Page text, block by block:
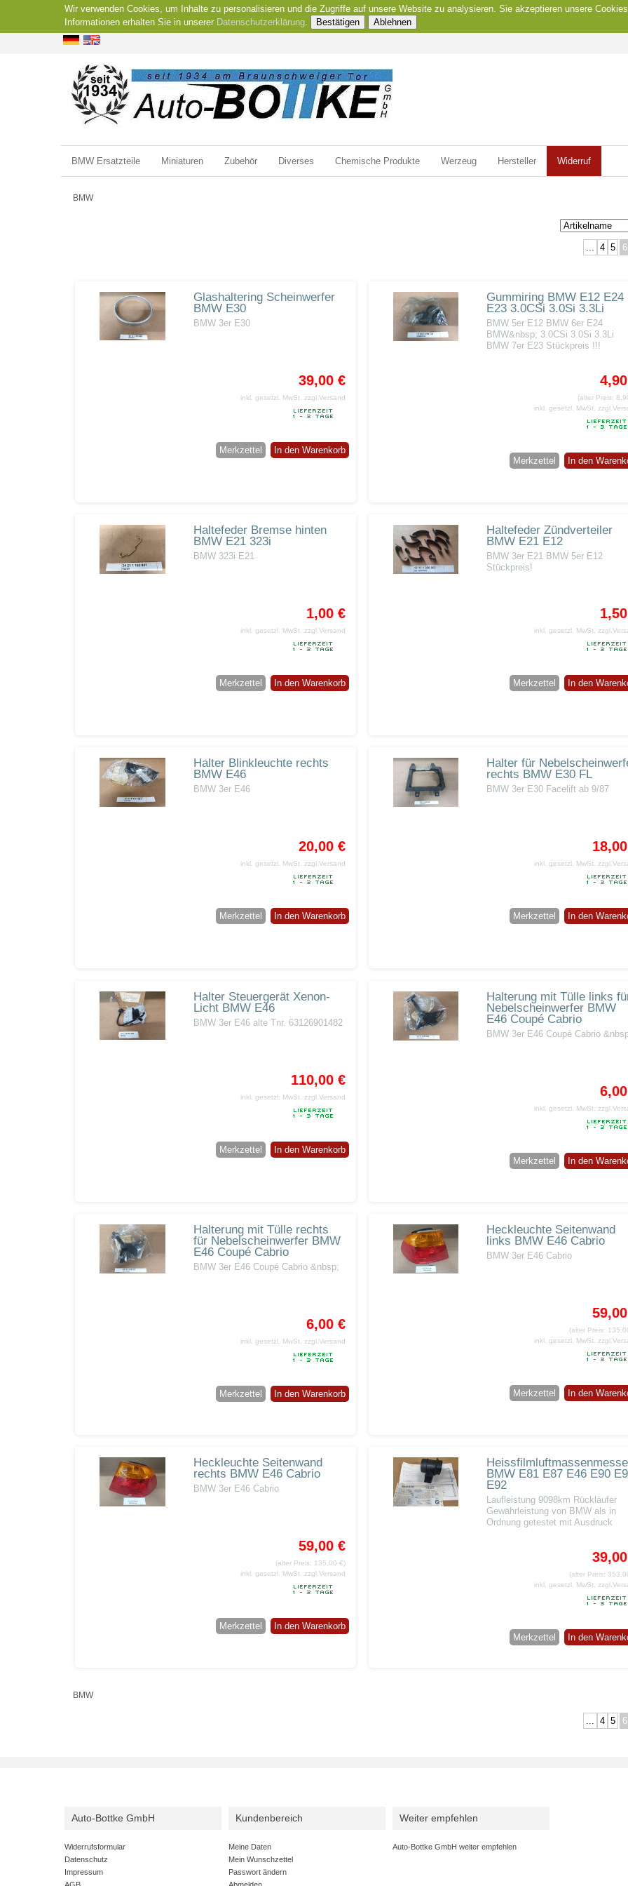
Wir verwenden Cookies, um Inhalte zu personalisieren und die Zugriffe auf unsere Website zu analysieren. Sie akzeptieren unsere
Informationen erhalten Sie in unserer Datenschutzerklärung. Bestätigen Ablehnen
BMW Ersatzteile Miniaturen Zubehör Diverses Chemische Produkte Werzeug Hersteller Widerruf
BMW
... 4 5 6
Glashaltering Scheinwerfer
BMW E30
BMW 3er E30
39,00 €
inkl. gesetzl. MwSt. zzgl.Versand
In den Warenkorb
Merkzettel
Gummiring BMW E12 E24
E23 3.0CSi 3.0Si 3.3Li
BMW 5er E12 BMW 6er E24
BMW&nbsp; 3.0CSi 3.0Si 3.3Li
BMW 7er E23 Stückpreis !!!
(alter Preis:
inkl. gesetzl. MwSt.
In den
Merkzettel
Haltefeder Bremse hinten
BMW E21 323i
BMW 323i E21
1,00 €
inkl. gesetzl. MwSt. zzgl.Versand
In den Warenkorb
Merkzettel
Haltefeder Zündverteiler
BMW E21 E12
BMW 3er E21 BMW 5er E12
Stückpreis!
inkl. gesetzl. MwSt.
In den
Merkzettel
Halter Blinkleuchte rechts
BMW E46
BMW 3er E46
20,00 €
inkl. gesetzl. MwSt.zzgl.Versand
In den Warenkorb
Merkzettel
Halter für
rechts BMW E30 FL
BMW 3er E30 Facelift ab 9/87
inkl. gesetzl. MwSt.
In den
Merkzettel
Halter Steuergerät Xenon-
Licht BMW E46
BMW 3er E46 alte Tnr. 63126901482
110,00 €
inkl. gesetzl. MwSt. zzgl.Versand
In den Warenkorb
Merkzettel
Halterung mit Tülle links
Nebelscheinwerfer BMW
E46 Coupé Cabrio
BMW 3er E46 Coupé Cabrio
inkl. gesetzl. MwSt.
In den
Merkzettel
Halterung mit Tülle rechts
für Nebelscheinwerfer BMW
E46 Coupé Cabrio
BMW 3er E46 Coupé Cabrio &nbsp;
6,00 €
inkl. gesetzl. MwSt. zzgl.Versand
In den Warenkorb
Merkzettel
Heckleuchte Seitenwand
links BMW E46 Cabrio
BMW 3er E46 Cabrio
(alter Preis:
inkl. gesetzl. MwSt.
In den
Merkzettel
Heckleuchte Seitenwand
rechts BMW E46 Cabrio
BMW 3er E46 Cabrio
59,00 €
(alter Preis: 135,00 €)
inkl. gesetzl. MwSt.zzgl.Versand
In den Warenkorb
Merkzettel
BMW E81 E87 E46 E90
E92
Laufleistung 9098km Rückläufer
Gewährleistung von BMW als in
Ordnung getestet mit Ausdruck
(alter Preis:
inkl. gesetzl. MwSt.
In den
Merkzettel
BMW
4 5 6
Auto-Bottke GmbH
Widerrufsformular
Datenschutz
Impressum
Kundenbereich
Meine Daten
Mein Wunschzettel
Passwort ändern
Weiter empfehlen
Auto-Bottke GmbH weiter empfehlen